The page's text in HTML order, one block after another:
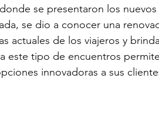
se presentaron los
se dio a conocer una
actuales de los viajeros y
a este tipo de encuentros
innovadoras a sus